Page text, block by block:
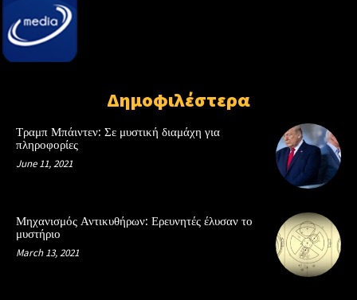
Δημοφιλέστερα
Τραμπ Μπάιντεν: Σε μυστική διαμάχη για
πληροφορίες
June 11, 2021
Μηχανισμός Αντικυθήρων: Ερευνητές έλυσαν το
μυστήριο
March 13, 2021